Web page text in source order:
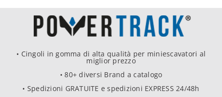
• Cingoli in gomma di alta qualità per miniescavatori al
miglior prezzo
• 80+ diversi Brand a catalogo
• Spedizioni GRATUITE e spedizioni EXPRESS 24/48h